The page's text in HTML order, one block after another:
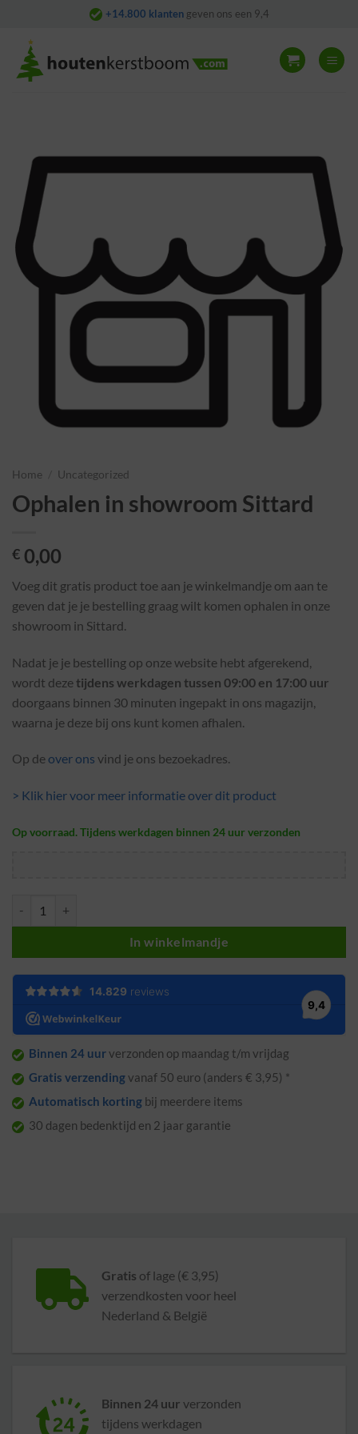
content
+14.800 klantengeven ons een 9,4
Home Uncategorized
Ophalen in showroom Sittard
€ 0,00
Voeg dit gratis product toe aan je winkelmandje om aan te
geven dat je je bestelling graag wilt komen ophalen in onze
showroom in Sittard.
Nadat je je bestelling op onze website hebt afgerekend,
wordt deze tijdens werkdagen tussen 09:00 en 17:00 uur
doorgaans binnen 30 minuten ingepakt in ons magazijn,
waarna je deze bij ons kunt komen afhalen.
Op de over ons vind je ons bezoekadres.
> Klik hier voor meer informatie over dit product
Op voorraad. Tijdens werkdagen binnen 24 uur verzonden
In winkelmandje
Binnen 24 uurverzonden op maandag t/m vrijdag
Gratis verzendingvanaf 50 euro (anders € 3,95) *
Automatisch korting bij meerdere items
30 dagen bedenktijd en 2 jaar garantie
Gratis of lage (€ 3,95)
verzendkosten voor heel
Nederland & België
Binnen 24 uur verzonden
tijdens werkdagen